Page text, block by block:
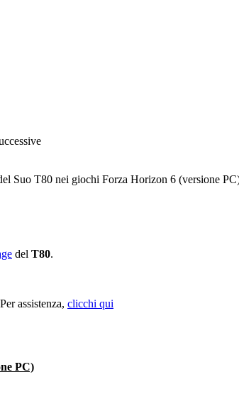
Suo T80 nei giochi Forza Horizon 6 (versione
del T80.
assistenza, clicchi qui
PC)